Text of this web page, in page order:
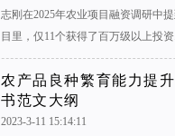
志刚在2025年农业项目融资调研中
目里，仅11个获得了百万级以上投
农产品良种繁育能力提
书范文大纲
2023-3-11 15:14:11